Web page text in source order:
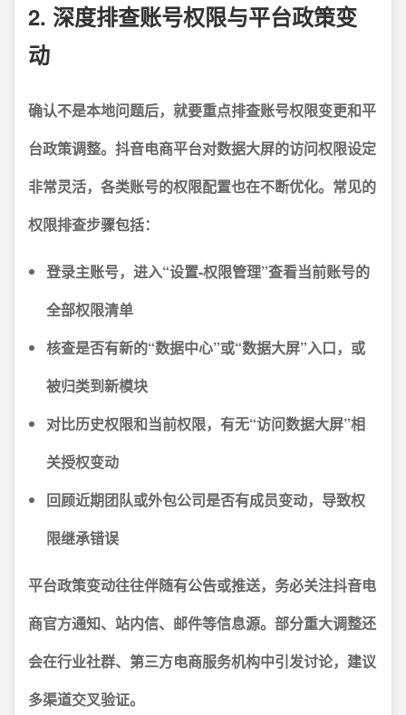
2. 深度排查账号权限与平台政策变
动
确认不是本地问题后，就要重点排查账号权限变更和平
台政策调整。 抖音电商平台对数据大屏的访问权限设定
非常灵活，各类账号的权限配置也在不断优化。常见的
权限排查步骤包括：
登录主账号，进入“设置-权限管理”查看当前账号的
全部权限清单
核查是否有新的“数据中心”或“数据大屏”入口，或
被归类到新模块
对比历史权限和当前权限，有无“访问数据大屏”相
关授权变动
回顾近期团队或外包公司是否有成员变动，导致权
限继承错误
平台政策变动往往伴随有公告或推送，务必关注抖音电
商官方通知、站内信、邮件等信息源。 部分重大调整还
会在行业社群、第三方电商服务机构中引发讨论，建议
多渠道交叉验证。